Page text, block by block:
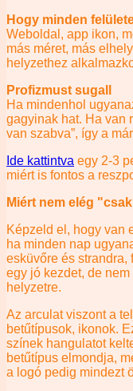
Hogy minden
Weboldal, app ikon,
más méret, más
helyzethez
Profizmust sugall
Ha mindenhol
gagyinak hat. Ha van
van szabva”, így a
Ide kattintva egy 2-3
miért is fontos a
Miért nem elég
Képzeld el, hogy van
ha minden nap
esküvőre és strandra,
egy jó kezdet, de
helyzetre.
Az arculat viszont a
betűtípusok, ikonok.
színek hangulatot
betűtípus elmondja,
a logó pedig mindezt